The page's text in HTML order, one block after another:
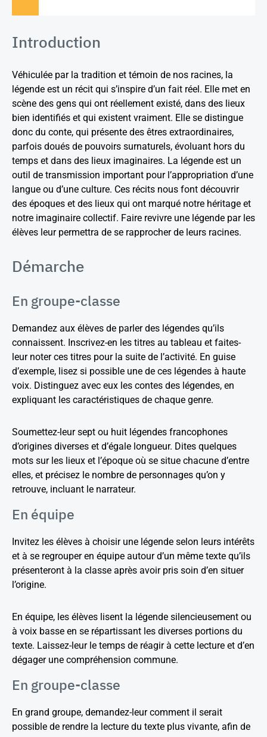
Introduction
Véhiculée par la tradition et témoin de nos racines, la
légende est un récit qui s’inspire d’un fait réel. Elle met en
scène des gens qui ont réellement existé, dans des lieux
bien identifiés et qui existent vraiment. Elle se distingue
donc du conte, qui présente des êtres extraordinaires,
parfois doués de pouvoirs surnaturels, évoluant hors du
temps et dans des lieux imaginaires. La légende est un
outil de transmission important pour l’appropriation d’une
langue ou d’une culture. Ces récits nous font découvrir
des époques et des lieux qui ont marqué notre héritage et
notre imaginaire collectif. Faire revivre une légende par les
élèves leur permettra de se rapprocher de leurs racines.
Démarche
En groupe-classe
Demandez aux élèves de parler des légendes qu’ils
connaissent. Inscrivez-en les titres au tableau et faites-
leur noter ces titres pour la suite de l’activité. En guise
d’exemple, lisez si possible une de ces légendes à haute
voix. Distinguez avec eux les contes des légendes, en
expliquant les caractéristiques de chaque genre.
Soumettez-leur sept ou huit légendes francophones
d’origines diverses et d’égale longueur. Dites quelques
mots sur les lieux et l’époque où se situe chacune d’entre
elles, et précisez le nombre de personnages qu’on y
retrouve, incluant le narrateur.
En équipe
Invitez les élèves à choisir une légende selon leurs intérêts
et à se regrouper en équipe autour d’un même texte qu’ils
présenteront à la classe après avoir pris soin d’en situer
l’origine.
En équipe, les élèves lisent la légende silencieusement ou
à voix basse en se répartissant les diverses portions du
texte. Laissez-leur le temps de réagir à cette lecture et d’en
dégager une compréhension commune.
En groupe-classe
En grand groupe, demandez-leur comment il serait
possible de rendre la lecture du texte plus vivante, afin de